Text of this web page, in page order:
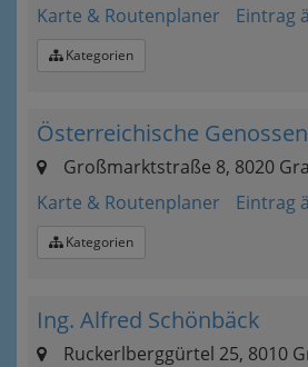
Karte & Routenplaner
Eintrag
Kategorien
Österreichische
Großmarktstraße 8, 8020
Karte & Routenplaner
Eintrag
Kategorien
Ing. Alfred Schönbäck
Ruckerlberggürtel 25, 8010